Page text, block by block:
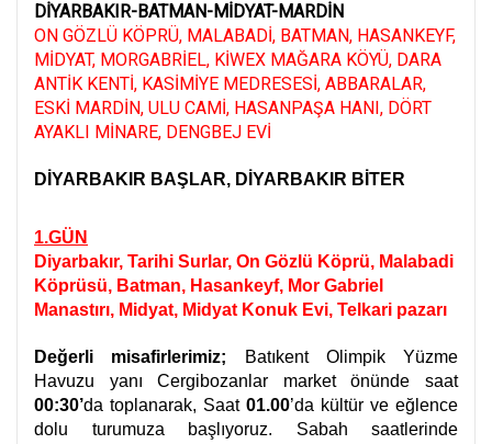
DİYARBAKIR-BATMAN-MİDYAT-MARDİN
ON GÖZLÜ KÖPRÜ, MALABADİ, BATMAN, HASANKEYF,
MİDYAT, MORGABRİEL, KİWEX MAĞARA KÖYÜ, DARA
ANTİK KENTİ, KASİMİYE MEDRESESİ, ABBARALAR,
ESKİ MARDİN, ULU CAMİ, HASANPAŞA HANI, DÖRT
AYAKLI MİNARE, DENGBEJ EVİ
DİYARBAKIR BAŞLAR, DİYARBAKIR BİTER
1.GÜN
Diyarbakır, Tarihi Surlar, On Gözlü Köprü, Malabadi
Köprüsü, Batman, Hasankeyf, Mor Gabriel
Manastırı, Midyat, Midyat Konuk Evi, Telkari pazarı
Değerli misafirlerimiz;
Batıkent Olimpik Yüzme
Havuzu yanı Cergibozanlar market önünde saat
00:30’da toplanarak, Saat 01.00’da kültür ve eğlence
dolu turumuza başlıyoruz. Sabah saatlerinde